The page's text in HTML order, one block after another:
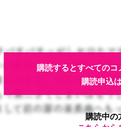
購読するとすべてのコ
購読申込
購読中の